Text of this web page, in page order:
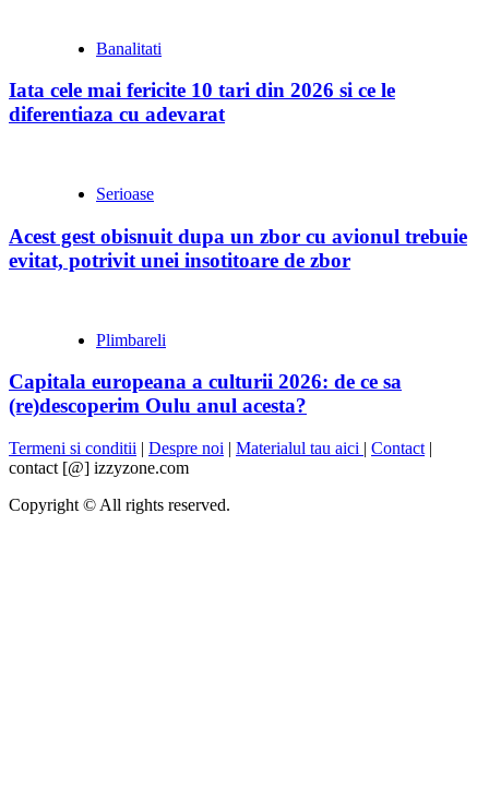
Banalitati
Iata cele mai fericite 10 tari din 2026 si ce le
diferentiaza cu adevarat
Serioase
Acest gest obisnuit dupa un zbor cu avionul trebuie
evitat, potrivit unei insotitoare de zbor
Plimbareli
Capitala europeana a culturii 2026: de ce sa
(re)descoperim Oulu anul acesta?
Termeni si conditii | Despre noi | Materialul tau aici | Contact |
contact [@] izzyzone.com
Copyright © All rights reserved.